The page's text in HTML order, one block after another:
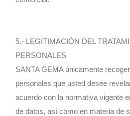
5.- LEGITIMACIÓN DEL
PERSONALES
SANTA GEMA únicamente
personales que usted desee
acuerdo con la normativa vigente
de datos, así como en materia de